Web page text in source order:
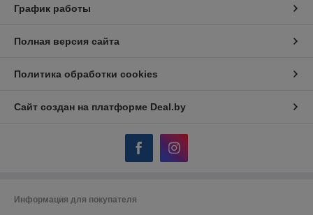
График работы
Полная версия сайта
Политика обработки cookies
Сайт создан на платформе Deal.by
Информация для покупателя